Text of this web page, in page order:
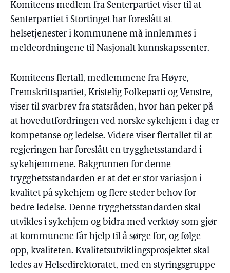
Komiteens medlem fra Senterpartiet viser til at
Senterpartiet i Stortinget har foreslått at
helsetjenester i kommunene må innlemmes i
meldeordningene til Nasjonalt kunnskapssenter.
Komiteens flertall, medlemmene fra Høyre,
Fremskrittspartiet, Kristelig Folkeparti og Venstre,
viser til svarbrev fra statsråden, hvor han peker på
at hovedutfordringen ved norske sykehjem i dag er
kompetanse og ledelse. Videre viser flertallet til at
regjeringen har foreslått en trygghetsstandard i
sykehjemmene. Bakgrunnen for denne
trygghetsstandarden er at det er stor variasjon i
kvalitet på sykehjem og flere steder behov for
bedre ledelse. Denne trygghetsstandarden skal
utvikles i sykehjem og bidra med verktøy som gjør
at kommunene får hjelp til å sørge for, og følge
opp, kvaliteten. Kvalitetsutviklingsprosjektet skal
ledes av Helsedirektoratet, med en styringsgruppe